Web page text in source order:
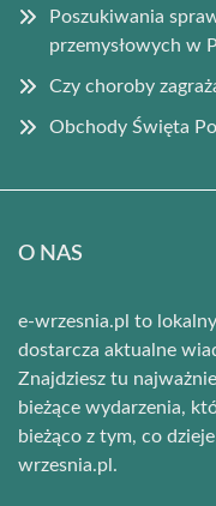
Poszukiwania
przemysłowych w
Czy choroby
Obchody Święta
O NAS
e-wrzesnia.pl to
dostarcza aktualne
Znajdziesz tu
bieżące wydarzenia,
bieżąco z tym, co
wrzesnia.pl.